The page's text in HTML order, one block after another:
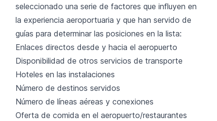
seleccionado una serie de factores que influyen en
la experiencia aeroportuaria y que han servido de
guías para determinar las posiciones en la lista:
Enlaces directos desde y hacia el aeropuerto
Disponibilidad de otros servicios de transporte
Hoteles en las instalaciones
Número de destinos servidos
Número de líneas aéreas y conexiones
Oferta de comida en el aeropuerto/restaurantes